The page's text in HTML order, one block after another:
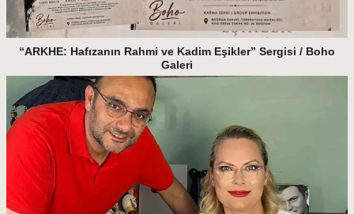
“ARKHE: Hafızanın Rahmi ve Kadim Eşikler” Sergisi / Boho
Galeri